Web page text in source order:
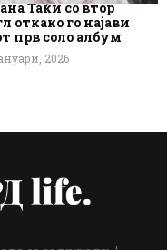
Таќи со втор
откако го најави
прв соло албум
2026